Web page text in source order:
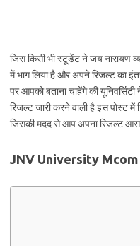
जिस किसी भी स्टूडेंट ने जय नारायण
में भाग लिया है और अपने रिजल्ट का
पर आपको बताना चाहेंगे की
रिजल्ट जारी करने वाली है इस पोस्ट
जिसकी मदद से आप अपना रिजल्ट
JNV University